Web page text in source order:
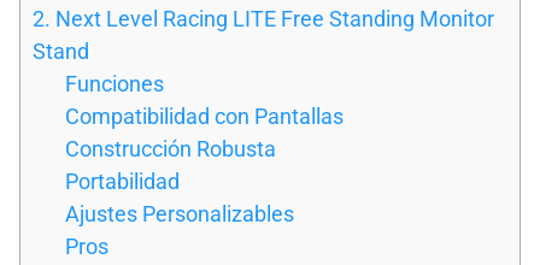
2. Next Level Racing LITE Free Standing Monitor
Stand
Funciones
Compatibilidad con Pantallas
Construcción Robusta
Portabilidad
Ajustes Personalizables
Pros